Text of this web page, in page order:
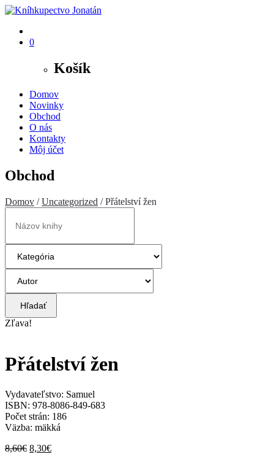
0
Košík
Domov
Novinky
Obchod
O nás
Kontakty
Môj účet
Obchod
Domov /Uncategorized / Přátelství žen
Hľadať
Zľava!
Přátelství žen
Vydavateľstvo: Samuel
ISBN: 978-8086-849-683
Počet strán: 186
Väzba: mäkká
8,60€ Pôvodná
8,30€Aktuálna